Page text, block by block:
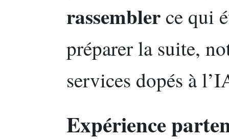
rassembler ce qui
préparer la suite,
services dopés à
Expérience